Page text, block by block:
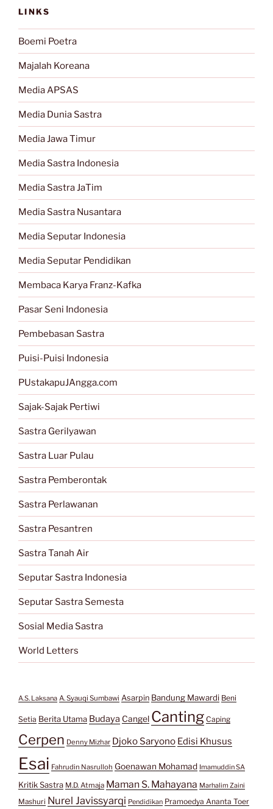
LINKS
Boemi Poetra
Majalah Koreana
Media APSAS
Media Dunia Sastra
Media Jawa Timur
Media Sastra Indonesia
Media Sastra JaTim
Media Sastra Nusantara
Media Seputar Indonesia
Media Seputar Pendidikan
Membaca Karya Franz-Kafka
Pasar Seni Indonesia
Pembebasan Sastra
Puisi-Puisi Indonesia
PUstakapuJAngga.com
Sajak-Sajak Pertiwi
Sastra Gerilyawan
Sastra Luar Pulau
Sastra Pemberontak
Sastra Perlawanan
Sastra Pesantren
Sastra Tanah Air
Seputar Sastra Indonesia
Seputar Sastra Semesta
Sosial Media Sastra
World Letters
A.S. Laksana A. Syauqi Sumbawi Asarpin Bandung Mawardi Beni
Setia Berita Utama Budaya Cangel Canting Caping
Cerpen Denny Mizhar Djoko Saryono Edisi Khusus
Esai Fahrudin Nasrulloh Goenawan Mohamad Imamuddin SA
Kritik Sastra M.D. Atmaja Maman S. Mahayana Marhalim Zaini
Mashuri Nurel Javissyarqi Pendidikan Pramoedya Ananta Toer